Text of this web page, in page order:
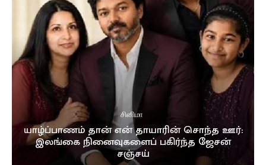
சினிமா
யாழ்ப்பாணம் தான் என் தாயாரின் சொந்த ஊர்:
இலங்கை நினைவுகளைப் பகிர்ந்த ஜேசன்
சஞ்சய்